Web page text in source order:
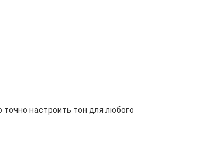
точно настроить тон для любого